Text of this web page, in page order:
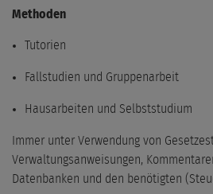
Methoden
Tutorien
Fallstudien und Gruppenarbeit
Hausarbeiten und Selbststudium
Immer unter Verwendung von
Verwaltungsanweisungen,
Datenbanken und den benötigten